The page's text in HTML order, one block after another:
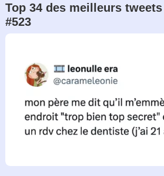
Top 34 des meilleurs
#523